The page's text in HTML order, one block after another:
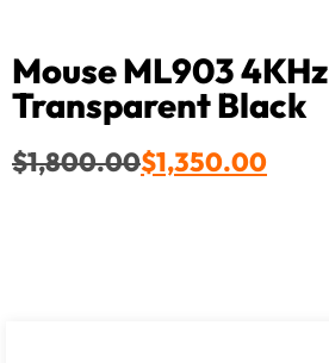
Mouse ML903 4KHz
Transparent Black
$1,800.00$1,350.00